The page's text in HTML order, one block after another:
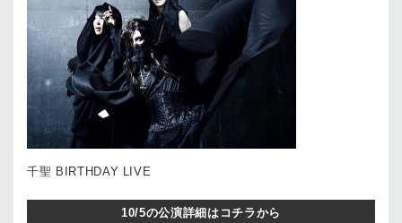
千聖 BIRTHDAY LIVE
10/5の公演詳細はコチラから